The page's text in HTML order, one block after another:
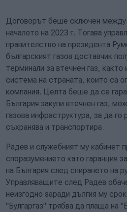
Договорът беше сключен между
началото на 2023 г. Тогава
правителство на президента
българският газов доставчик
терминали за втечнен газ, както
система на страната, които са
компания. Целта беше да се
България закупи втечнен газ,
газова инфраструктура, за да го
съхранява и транспортира.
Радев и служебният му кабинет
споразумението като гаранция
на България след спирането на
Управляващите след Радев
неизгодно заради дългия му
"Булгаргаз" трябва да плаща